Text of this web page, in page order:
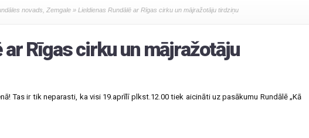
novads Zemgale » Lieldienas Rundālē ar Rīgas cirku un mājražotāju tirdziņu
ar Rīgas cirku un mājražotāju
Tas ir tik neparasti, ka visi 19.aprīlī plkst.12.00 tiek aicināti uz pasākumu Rundālē „Kā